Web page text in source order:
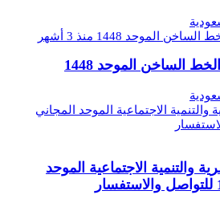
منذ 3 أشهر
الساخن الموحد 1448
والتنمية الاجتماعية الموحد